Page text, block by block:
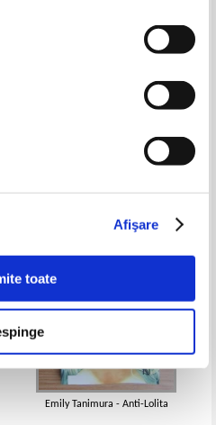
Afişare
toate
Barbara Steel - Vrajitorul din
Emily Tanimura - Anti-Lolita